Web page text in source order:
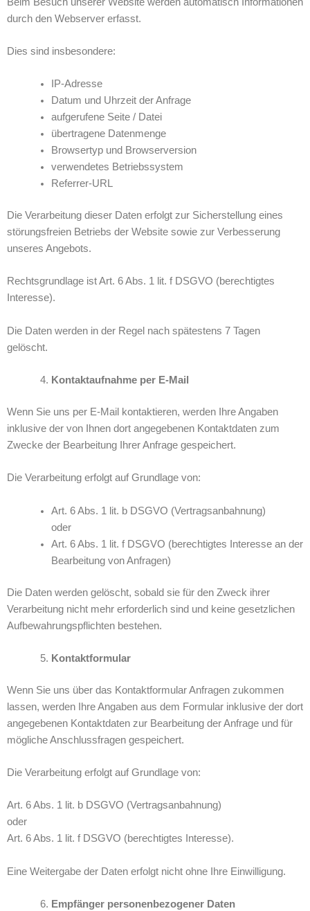
durch den Webserver erfasst.
Dies sind insbesondere:
IP-Adresse
Datum und Uhrzeit der Anfrage
aufgerufene Seite / Datei
übertragene Datenmenge
Browsertyp und Browserversion
verwendetes Betriebssystem
Referrer-URL
Die Verarbeitung dieser Daten erfolgt zur Sicherstellung eines
störungsfreien Betriebs der Website sowie zur Verbesserung
unseres Angebots.
Rechtsgrundlage ist Art. 6 Abs. 1 lit. f DSGVO (berechtigtes
Interesse).
Die Daten werden in der Regel nach spätestens 7 Tagen
gelöscht.
Kontaktaufnahme per E-Mail
Wenn Sie uns per E-Mail kontaktieren, werden Ihre Angaben
inklusive der von Ihnen dort angegebenen Kontaktdaten zum
Zwecke der Bearbeitung Ihrer Anfrage gespeichert.
Die Verarbeitung erfolgt auf Grundlage von:
Art. 6 Abs. 1 lit. b DSGVO (Vertragsanbahnung)
oder
Art. 6 Abs. 1 lit. f DSGVO (berechtigtes Interesse an der
Bearbeitung von Anfragen)
Die Daten werden gelöscht, sobald sie für den Zweck ihrer
Verarbeitung nicht mehr erforderlich sind und keine gesetzlichen
Aufbewahrungspflichten bestehen.
Kontaktformular
Wenn Sie uns über das Kontaktformular Anfragen zukommen
lassen, werden Ihre Angaben aus dem Formular inklusive der dort
angegebenen Kontaktdaten zur Bearbeitung der Anfrage und für
mögliche Anschlussfragen gespeichert.
Die Verarbeitung erfolgt auf Grundlage von:
Art. 6 Abs. 1 lit. b DSGVO (Vertragsanbahnung)
oder
Art. 6 Abs. 1 lit. f DSGVO (berechtigtes Interesse).
Eine Weitergabe der Daten erfolgt nicht ohne Ihre Einwilligung.
Empfänger personenbezogener Daten